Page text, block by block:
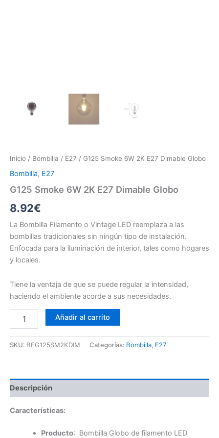
Inicio / Bombilla / E27 / G125 Smoke 6W 2K E27 Dimable Globo
Bombilla, E27
G125 Smoke 6W 2K E27 Dimable Globo
8.92€
La Bombilla Filamento o Vintage LED reemplaza a las
bombillas tradicionales sin ningún tipo de instalación.
Enfocada para la iluminación de interior, tales como hogares
y locales.
Tiene la ventaja de que se puede regular la intensidad,
haciendo el ambiente acorde a sus necesidades.
Smoke
2K
cantidad
Añadir al carrito
SKU: BFG125SM2KDIM Categorías: Bombilla, E27
Descripción
Características:
Producto: Bombilla Globo de filamento LED